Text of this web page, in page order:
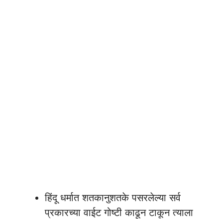
हिंदू धर्मात शतकानुशतके पसरलेल्या सर्व
प्रकारच्या वाईट गोष्टी काढून टाकून त्याला